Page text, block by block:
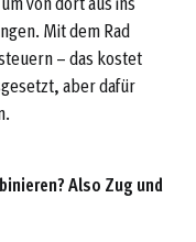
Mit dem Rad
– das kostet
aber dafür
Also Zug und